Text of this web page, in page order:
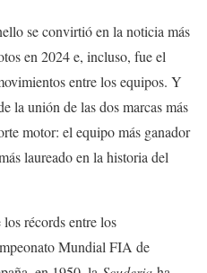
se convirtió en la noticia más
en 2024 e, incluso, fue el
entre los equipos. Y
la unión de las dos marcas más
motor: el equipo más ganador
laureado en la historia del
récords entre los
Mundial FIA de